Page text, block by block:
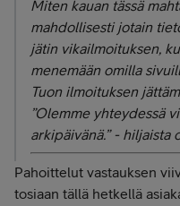
Miten kauan tässä
mahdollisesti jotain
jätin vikailmoituksen,
menemään omilla
Tuon ilmoituksen
”Olemme yhteydessä
arkipäivänä.” - hiljaista
Pahoittelut vastauksen
tosiaan tällä hetkellä